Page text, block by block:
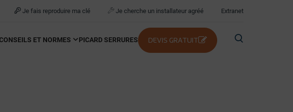
ET NORMES PICARD SERRURES DEVIS GRATUIT
Je fais reproduire ma clé Je cherche un installateur agréé Extranet